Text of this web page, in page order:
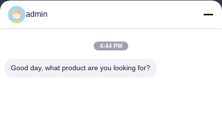
Sales01@dpwaterpark.com
Adres
admin
4:44 PM
Good day, what product are you looking for?